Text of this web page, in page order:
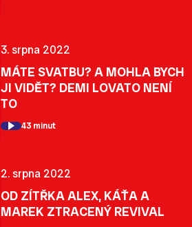
3. srpna 2022
MÁTE SVATBU? A MOHLA BYCH
JI VIDĚT? DEMI LOVATO NENÍ
TO
43 minut
2. srpna 2022
OD ZÍTŘKA ALEX, KÁŤA A
MAREK ZTRACENÝ REVIVAL